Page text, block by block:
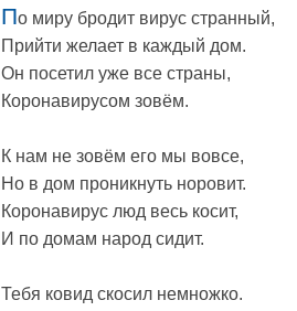
По миру бродит вирус странный,
Прийти желает в каждый дом.
Он посетил уже все страны,
Коронавирусом зовём.
К нам не зовём его мы вовсе,
Но в дом проникнуть норовит.
Коронавирус люд весь косит,
И по домам народ сидит.
Тебя ковид скосил немножко.